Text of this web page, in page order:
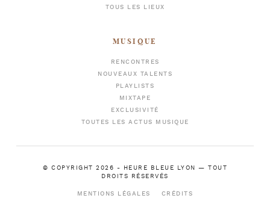
TOUS LES LIEUX
MUSIQUE
RENCONTRES
NOUVEAUX TALENTS
PLAYLISTS
MIXTAPE
EXCLUSIVITÉ
TOUTES LES ACTUS MUSIQUE
© COPYRIGHT 2026 - HEURE BLEUE LYON — TOUT
DROITS RÉSERVÉS
MENTIONS LÉGALES CRÉDITS